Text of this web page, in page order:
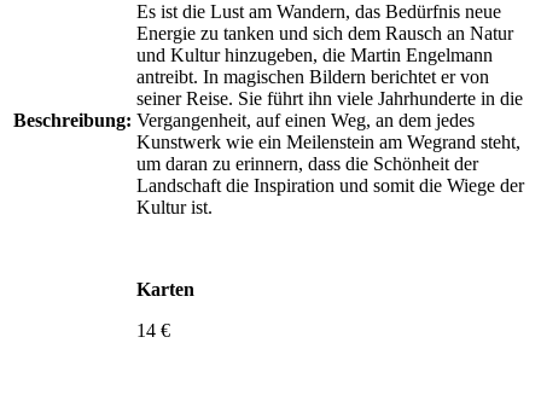
Beschreibung:
Es ist die Lust am Wandern, das Bedürfnis neue
Energie zu tanken und sich dem Rausch an Natur
und Kultur hinzuge­ben, die Martin Engelmann
antreibt. In magischen Bildern berichtet er von
seiner Reise. Sie führt ihn viele Jahrhunderte in die
Vergangenheit, auf einen Weg, an dem jedes
Kunst­werk wie ein Meilenstein am Wegrand steht,
um daran zu erinnern, dass die Schönheit der
Landschaft die Inspiration und somit die Wiege der
Kultur ist.
Karten
14 €